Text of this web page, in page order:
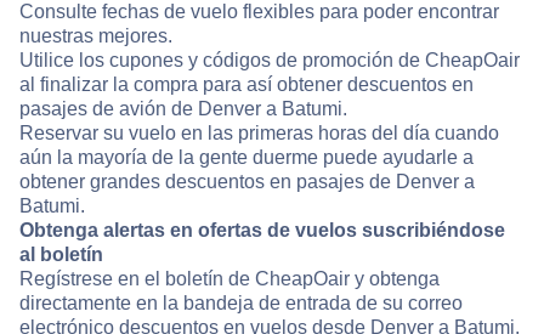
Consulte fechas de vuelo flexibles para poder encontrar
nuestras mejores.
Utilice los cupones y códigos de promoción de CheapOair
al finalizar la compra para así obtener descuentos en
pasajes de avión de Denver a Batumi.
Reservar su vuelo en las primeras horas del día cuando
aún la mayoría de la gente duerme puede ayudarle a
obtener grandes descuentos en pasajes de Denver a
Batumi.
Obtenga alertas en ofertas de vuelos suscribiéndose
al boletín
Regístrese en el boletín de CheapOair y obtenga
directamente en la bandeja de entrada de su correo
electrónico descuentos en vuelos desde Denver a Batumi.